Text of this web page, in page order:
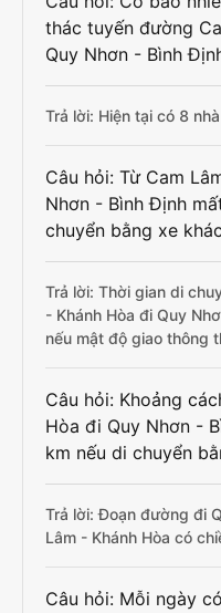
thác tuyến đường
Quy Nhơn - Bình
Trả lời: Hiện tại có 8
Câu hỏi: Từ Cam
Nhơn - Bình Định
chuyển bằng xe
Trả lời: Thời gian di
- Khánh Hòa đi Quy
nếu mật độ giao thông
Câu hỏi: Khoảng
Hòa đi Quy Nhơn -
km nếu di chuyển
Trả lời: Đoạn đường đi
Lâm - Khánh Hòa có
Câu hỏi: Mỗi ngày